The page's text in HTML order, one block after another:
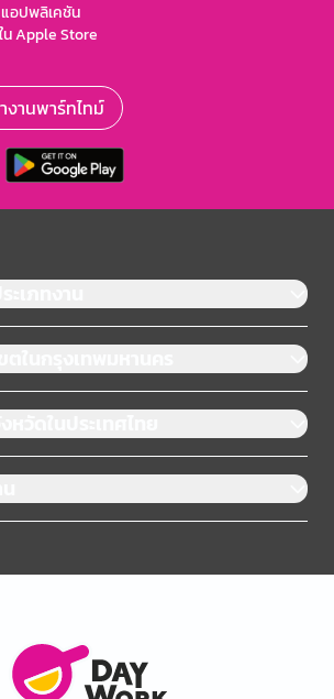
แอปพลิเคชัน
น Apple Store
งานพาร์ทไทม์
เภทงาน
ในกรุงเทพมหานคร
วัดในประเทศไทย